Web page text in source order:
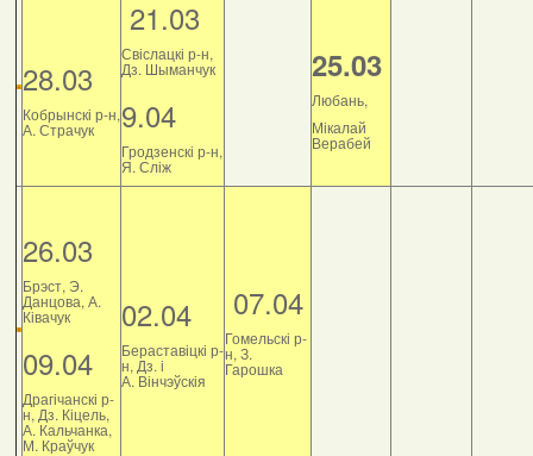
28.03
Кобрынскі р-н,
А. Страчук
21.03
Свіслацкі р-н,
Дз. Шыманчук
9.04
Гродзенскі р-н,
Я. Сліж
25.03
Любань,
Мікалай
Верабей
26.03
Брэст, Э.
Данцова, А.
Ківачук
09.04
Драгічанскі р-
н, Дз. Кіцель,
А. Кальчанка,
М. Краўчук
02.04
Бераставіцкі р-
н, Дз. і
А. Вінчэўскія
07.04
Гомельскі р-
н, З.
Гарошка